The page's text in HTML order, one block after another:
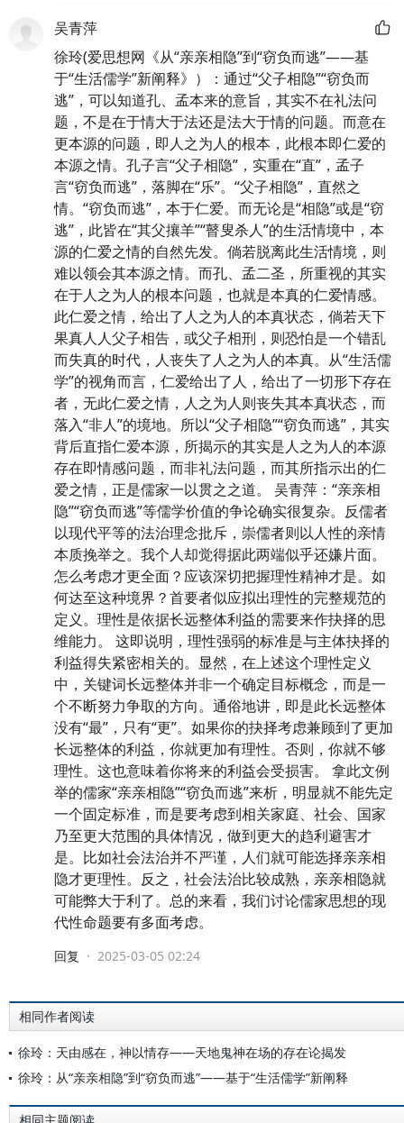
吴青萍
徐玲(爱思想网《从“亲亲相隐”到“窃负而逃”——基
于“生活儒学”新阐释》）：通过“父子相隐”“窃负而
逃”，可以知道孔、孟本来的意旨，其实不在礼法问
题，不是在于情大于法还是法大于情的问题。而意在
更本源的问题，即人之为人的根本，此根本即仁爱的
本源之情。孔子言“父子相隐”，实重在“直”，孟子
言“窃负而逃”，落脚在“乐”。“父子相隐”，直然之
情。“窃负而逃”，本于仁爱。而无论是“相隐”或是“窃
逃”，此皆在“其父攘羊”“瞽叟杀人”的生活情境中，本
源的仁爱之情的自然先发。倘若脱离此生活情境，则
难以领会其本源之情。而孔、孟二圣，所重视的其实
在于人之为人的根本问题，也就是本真的仁爱情感。
此仁爱之情，给出了人之为人的本真状态，倘若天下
果真人人父子相告，或父子相刑，则恐怕是一个错乱
而失真的时代，人丧失了人之为人的本真。从“生活儒
学”的视角而言，仁爱给出了人，给出了一切形下存在
者，无此仁爱之情，人之为人则丧失其本真状态，而
落入“非人”的境地。所以“父子相隐”“窃负而逃”，其实
背后直指仁爱本源，所揭示的其实是人之为人的本源
存在即情感问题，而非礼法问题，而其所指示出的仁
爱之情，正是儒家一以贯之之道。 吴青萍：“亲亲相
隐”“窃负而逃”等儒学价值的争论确实很复杂。反儒者
以现代平等的法治理念批斥，崇儒者则以人性的亲情
本质挽举之。我个人却觉得据此两端似乎还嫌片面。
怎么考虑才更全面？应该深切把握理性精神才是。如
何达至这种境界？首要者似应拟出理性的完整规范的
定义。理性是依据长远整体利益的需要来作抉择的思
维能力。 这即说明，理性强弱的标准是与主体抉择的
利益得失紧密相关的。显然，在上述这个理性定义
中，关键词长远整体并非一个确定目标概念，而是一
个不断努力争取的方向。通俗地讲，即是此长远整体
没有“最”，只有“更”。如果你的抉择考虑兼顾到了更加
长远整体的利益，你就更加有理性。否则，你就不够
理性。这也意味着你将来的利益会受损害。 拿此文例
举的儒家“亲亲相隐”“窃负而逃”来析，明显就不能先定
一个固定标准，而是要考虑到相关家庭、社会、国家
乃至更大范围的具体情况，做到更大的趋利避害才
是。比如社会法治并不严谨，人们就可能选择亲亲相
隐才更理性。反之，社会法治比较成熟，亲亲相隐就
可能弊大于利了。总的来看，我们讨论儒家思想的现
代性命题要有多面考虑。
回复 · 2025-03-05 02:24
相同作者阅读
徐玲：天由感在，神以情存——天地鬼神在场的存在论揭发
徐玲：从“亲亲相隐”到“窃负而逃”——基于“生活儒学”新阐释